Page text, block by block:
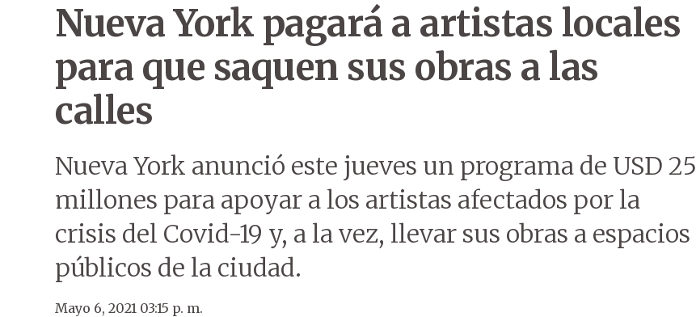
Nueva York pagará a artistas locales
para que saquen sus obras a las
calles
Nueva York anunció este jueves un programa de USD 25
millones para apoyar a los artistas afectados por la
crisis del Covid-19 y, a la vez, llevar sus obras a espacios
públicos de la ciudad.
Mayo 6, 2021 03:15 p. m.